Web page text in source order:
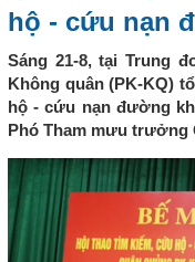
hộ - cứu nạn
Sáng 21-8, tại Trung
Không quân (PK-KQ)
hộ - cứu nạn đường
Phó Tham mưu trưởng